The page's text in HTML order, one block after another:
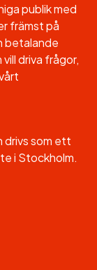
publik med
främst på
betalande
driva frågor,
drivs som ett
i Stockholm.